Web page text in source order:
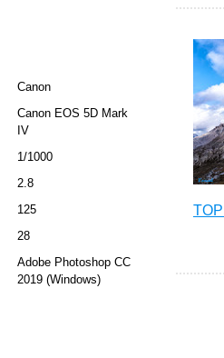
Canon
Canon EOS 5D Mark
IV
1/1000
2.8
125
28
Adobe Photoshop CC
2019 (Windows)